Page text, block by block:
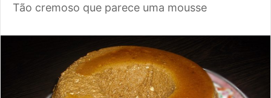
Tão cremoso que parece uma mousse